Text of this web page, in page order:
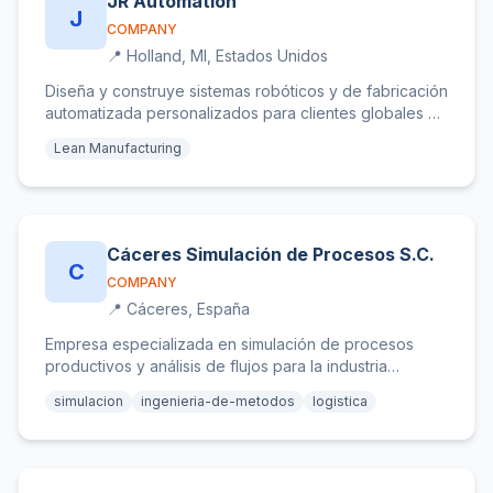
J COMPANY
📍 Holland, MI, Estados Unidos
Diseña y construye sistemas robóticos y de fabricación
automatizada personalizados para clientes globales en
Lean Manufacturing
C
Cáceres Simulación de Procesos S.C.
COMPANY
📍 Cáceres, España
Empresa especializada en simulación de procesos
productivos y análisis de flujos para la industria
simulacion ingenieria-de-metodos logistica